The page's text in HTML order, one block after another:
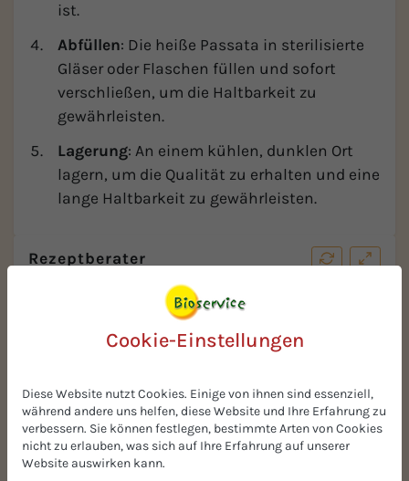
ist.
Abfüllen: Die heiße Passata in sterilisierte
Gläser oder Flaschen füllen und sofort
verschließen, um die Haltbarkeit zu
gewährleisten.
Lagerung: An einem kühlen, dunklen Ort
lagern, um die Qualität zu erhalten und eine
lange Haltbarkeit zu gewährleisten.
Rezeptberater
Cookie-Einstellungen
Diese Website nutzt Cookies. Einige von ihnen sind essenziell,
während andere uns helfen, diese Website und Ihre Erfahrung zu
verbessern. Sie können festlegen, bestimmte Arten von Cookies
nicht zu erlauben, was sich auf Ihre Erfahrung auf unserer
Website auswirken kann.